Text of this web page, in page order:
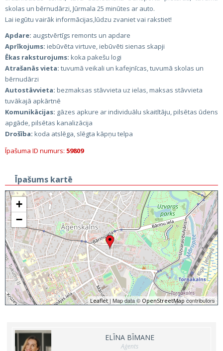
skolas un bērnudārzi, Jūrmala 25 minūtes ar auto.
Lai iegūtu vairāk informācijas,lūdzu zvaniet vai rakstiet!
Apdare: augstvērtīgs remonts un apdare
Aprīkojums: iebūvēta virtuve, iebūvēti sienas skapji
Ēkas raksturojums: koka pakešu logi
Atrašanās vieta: tuvumā veikali un kafejnīcas, tuvumā skolas un
bērnudārzi
Autostāvvieta: bezmaksas stāvvieta uz ielas, maksas stāvvieta
tuvākajā apkārtnē
Komunikācijas: gāzes apkure ar individuālu skaitītāju, pilsētas ūdens
apgāde, pilsētas kanalizācija
Drošība: koda atslēga, slēgta kāpņu telpa
Īpašuma ID numurs: 59809
Īpašums kartē
+
−
Leaflet| Map data © OpenStreetMapcontributors
ELĪNA BĪMANE
Aģents